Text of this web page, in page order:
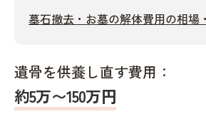
墓石撤去・お墓の解体費用の相場
遺骨を供養し直す費用：
約5万〜150万円